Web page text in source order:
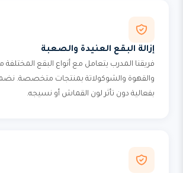
إزالة البقع العنيدة والصعبة
فريقنا المدرب يتعامل مع أنواع البقع
والقهوة والشوكولاتة بمنتجات متخصصة. نضمن
بفعالية دون تأثر لون القماش أو نسيجه.